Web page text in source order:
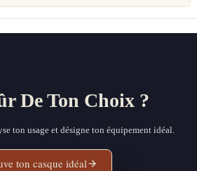
De Ton Choix ?
ton usage et désigne ton équipement idéal.
ton casque idéal